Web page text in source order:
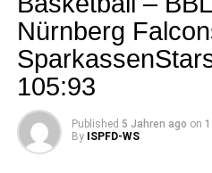
Nürnberg
105:93
Published 5 Jahren ago on
By ISPFD-WS